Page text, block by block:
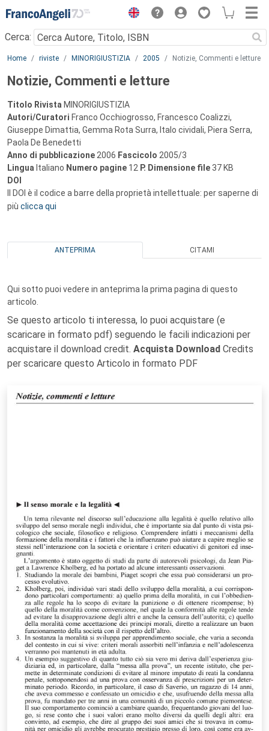
Menu
Cerca:
Main content
Home riviste MINORIGIUSTIZIA 2005 Notizie, Commenti e letture
Notizie, Commenti e letture
Titolo Rivista MINORIGIUSTIZIA
Autori/Curatori Franco Occhiogrosso, Francesco Coalizzi,
Giuseppe Dimattia, Gemma Rota Surra, Italo cividali, Piera Serra,
Paola De Benedetti
Anno di pubblicazione 2006 Fascicolo 2005/3
Lingua Italiano Numero pagine 12 P. Dimensione file 37 KB
DOI
Il DOI è il codice a barre della proprietà intellettuale: per saperne di
più clicca qui
ANTEPRIMA CITAMI
Qui sotto puoi vedere in anteprima la prima pagina di questo
articolo.
Se questo articolo ti interessa, lo puoi acquistare (e
scaricare in formato pdf) seguendo le facili indicazioni per
acquistare il download credit. Acquista Download Credits
per scaricare questo Articolo in formato PDF